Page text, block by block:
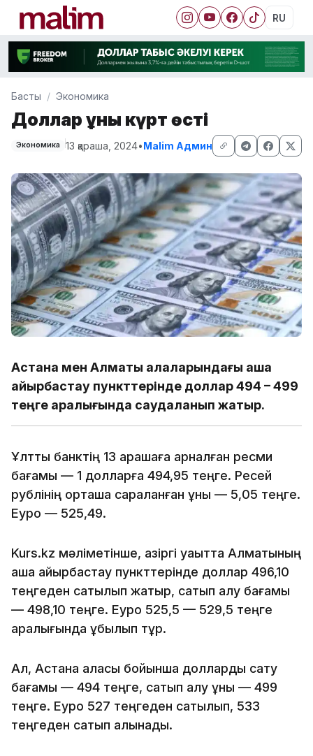
RU
Басты Экономика
Доллар құны күрт өсті
Экономика 13 қараша, 2024•Malim Админ
Астана мен Алматы қалаларындағы ақша
айырбастау пункттерінде доллар 494 – 499
теңге аралығында саудаланып жатыр.
Ұлттық банктің 13 қарашаға арналған ресми
бағамы — 1 долларға 494,95 теңге. Ресей
рублінің орташа сараланған құны — 5,05 теңге.
Еуро — 525,49.
Kurs.kz мәліметінше, қазіргі уақытта Алматының
ақша айырбастау пункттерінде доллар 496,10
теңгеден сатылып жатыр, сатып алу бағамы
— 498,10 теңге. Еуро 525,5 — 529,5 теңге
аралығында құбылып тұр.
Ал, Астана қаласы бойынша долларды сату
бағамы — 494 теңге, сатып алу құны — 499
теңге. Еуро 527 теңгеден сатылып, 533
теңгеден сатып алынады.